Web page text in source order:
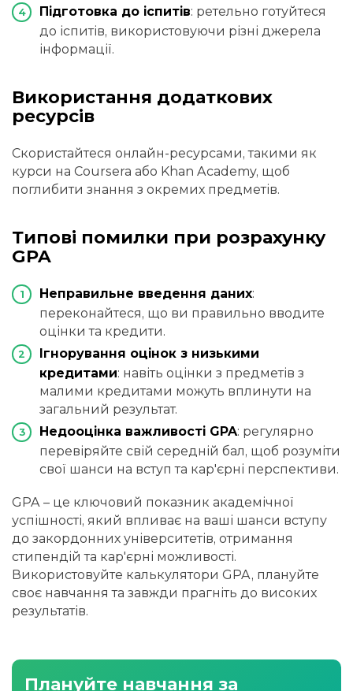
Підготовка до іспитів: ретельно готуйтеся
до іспитів, використовуючи різні джерела
інформації.
Використання додаткових
ресурсів
Скористайтеся онлайн-ресурсами, такими як
курси на Coursera або Khan Academy, щоб
поглибити знання з окремих предметів.
Типові помилки при розрахунку
GPA
Неправильне введення даних:
переконайтеся, що ви правильно вводите
оцінки та кредити.
Ігнорування оцінок з низькими
кредитами: навіть оцінки з предметів з
малими кредитами можуть вплинути на
загальний результат.
Недооцінка важливості GPA: регулярно
перевіряйте свій середній бал, щоб розуміти
свої шанси на вступ та кар'єрні перспективи.
GPA – це ключовий показник академічної
успішності, який впливає на ваші шанси вступу
до закордонних університетів, отримання
стипендій та кар'єрні можливості.
Використовуйте калькулятори GPA, плануйте
своє навчання та завжди прагніть до високих
результатів.
Плануйте навчання за